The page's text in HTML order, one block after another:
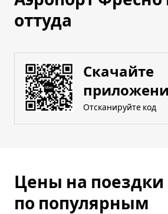
оттуда
Скачайте
Отсканируйте код
Цены на поездки
по популярным